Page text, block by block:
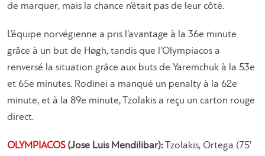
de marquer, mais la chance n’était pas de leur côté.
L’équipe norvégienne a pris l’avantage à la 36e minute
grâce à un but de Høgh, tandis que l’Olympiacos a
renversé la situation grâce aux buts de Yaremchuk à la 53e
et 65e minutes. Rodinei a manqué un penalty à la 62e
minute, et à la 89e minute, Tzolakis a reçu un carton rouge
direct.
OLYMPIACOS(Jose Luis Mendilibar): Tzolakis, Ortega (75′